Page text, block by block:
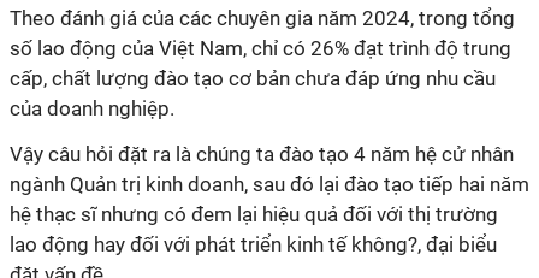
Theo đánh giá của các chuyên gia năm 2024, trong tổng
số lao động của Việt Nam, chỉ có 26% đạt trình độ trung
cấp, chất lượng đào tạo cơ bản chưa đáp ứng nhu cầu
của doanh nghiệp.
Vậy câu hỏi đặt ra là chúng ta đào tạo 4 năm hệ cử nhân
ngành Quản trị kinh doanh, sau đó lại đào tạo tiếp hai năm
hệ thạc sĩ nhưng có đem lại hiệu quả đối với thị trường
lao động hay đối với phát triển kinh tế không?, đại biểu